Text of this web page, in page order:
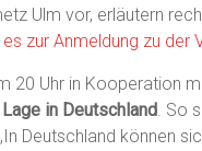
Ulm vor, erläutern
zur Anmeldung zu der
20 Uhr in Kooperation
in Deutschland. So
Deutschland können